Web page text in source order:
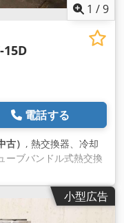
1 /9
15D
電話する
古） , 熱交換器、冷却
ーブバンドル式熱交換
式熱交換器
04 B13-3H7-15D -
H155 mm - 重量：
小型広告